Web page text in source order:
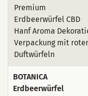
BOTANICA
Erdbeerwürfel